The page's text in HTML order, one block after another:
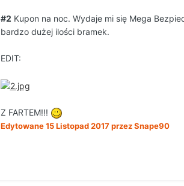
#2 Kupon na noc. Wydaje mi się Mega
bardzo dużej ilości bramek.
EDIT:
Z FARTEM!!!
Edytowane15 Listopad 2017przez Snape90